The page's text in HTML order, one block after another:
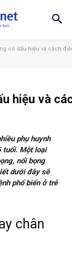
có dấu hiệu và cách
hiệu và
phụ huynh
tuổi. Một loại
nổi bọng
dưới đây sẽ
phổ biến ở trẻ
chân